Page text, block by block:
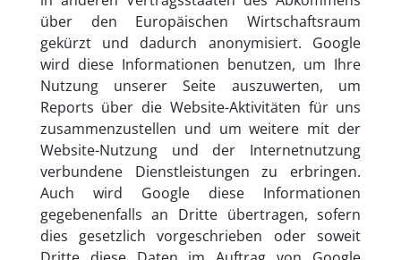
über den Europäischen Wirtschaftsraum
gekürzt und dadurch anonymisiert. Google
wird diese Informationen benutzen, um Ihre
Nutzung unserer Seite auszuwerten, um
Reports über die Website-Aktivitäten für uns
zusammenzustellen und um weitere mit der
Website-Nutzung und der Internetnutzung
verbundene Dienstleistungen zu erbringen.
Auch wird Google diese Informationen
gegebenenfalls an Dritte übertragen, sofern
dies gesetzlich vorgeschrieben oder soweit